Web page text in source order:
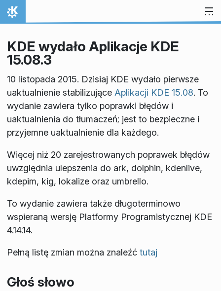
Przejdź to treści
Strona domowa
KDE wydało Aplikacje KDE
15.08.3
10 listopada 2015. Dzisiaj KDE wydało pierwsze
uaktualnienie stabilizujące Aplikacji KDE 15.08. To
wydanie zawiera tylko poprawki błędów i
uaktualnienia do tłumaczeń; jest to bezpieczne i
przyjemne uaktualnienie dla każdego.
Więcej niż 20 zarejestrowanych poprawek błędów
uwzględnia ulepszenia do ark, dolphin, kdenlive,
kdepim, kig, lokalize oraz umbrello.
To wydanie zawiera także długoterminowo
wspieraną wersję Platformy Programistycznej KDE
4.14.14.
Pełną listę zmian można znaleźć tutaj
Głoś słowo